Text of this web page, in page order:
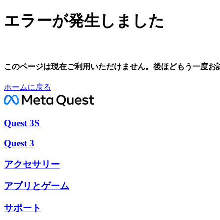
エラーが発生しました
このページは現在ご利用いただけません。後ほどもう一度お
ホームに戻る
Quest 3S
Quest 3
アクセサリー
アプリとゲーム
サポート